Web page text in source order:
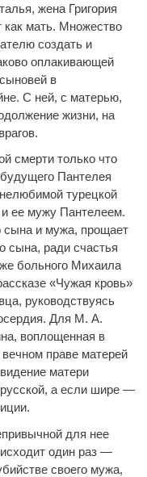
жена Григория
как мать. Множество
создать и
оплакивающей
в
С ней, с матерью,
жизни, на
смерти только что
Пантелея
турецкой
и ее мужу Пантелеем.
сына и мужа, прощает
сына, ради счастья
больного Михаила
«Чужая кровь»
руководствуясь
Для М. А.
воплощенная в
праве матерей
матери
а если шире —
для нее
один раз —
своего мужа,